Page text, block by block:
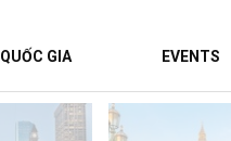
QUỐC GIA EVENTS